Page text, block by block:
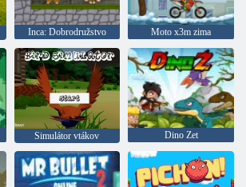
Inca: Dobrodružstvo Moto x3m zima
Simulátor vtákov Dino Zet